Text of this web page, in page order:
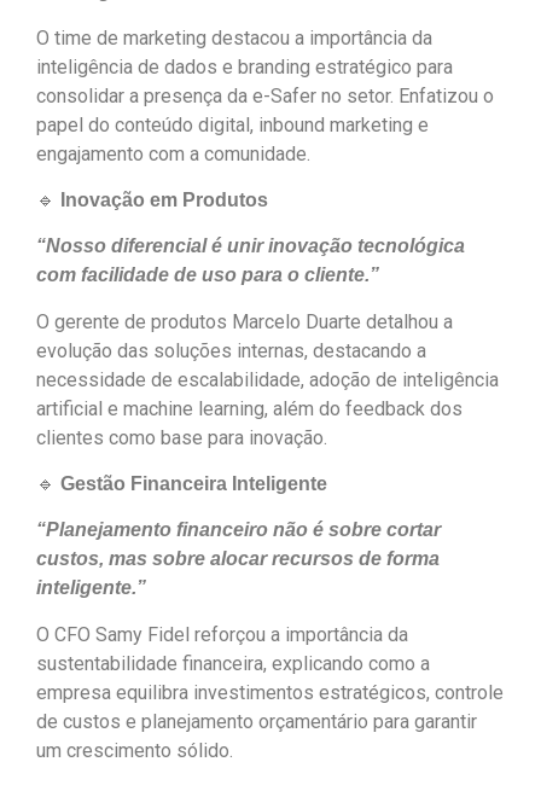
O time de marketing destacou a importância da
inteligência de dados e branding estratégico para
consolidar a presença da e-Safer no setor. Enfatizou o
papel do conteúdo digital, inbound marketing e
engajamento com a comunidade.
🔹 Inovação em Produtos
“Nosso diferencial é unir inovação tecnológica
com facilidade de uso para o cliente.”
O gerente de produtos Marcelo Duarte detalhou a
evolução das soluções internas, destacando a
necessidade de escalabilidade, adoção de inteligência
artificial e machine learning, além do feedback dos
clientes como base para inovação.
🔹 Gestão Financeira Inteligente
“Planejamento financeiro não é sobre cortar
custos, mas sobre alocar recursos de forma
inteligente.”
O CFO Samy Fidel reforçou a importância da
sustentabilidade financeira, explicando como a
empresa equilibra investimentos estratégicos, controle
de custos e planejamento orçamentário para garantir
um crescimento sólido.